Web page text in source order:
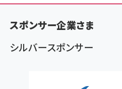
く
ず
スポンサー企業さま
シルバースポンサー